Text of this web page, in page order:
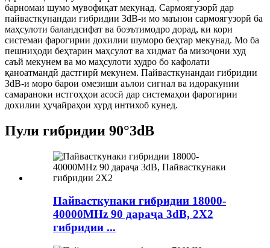
барномаи шумо мувофиқат мекунад. Сармоягузорӣ дар
пайвасткунандаи гибридии 3dB-и мо маънои сармоягузорӣ ба
маҳсулоти баландсифат ва боэътимодро дорад, ки кори
системаи фарогирии дохилии шуморо беҳтар мекунад. Мо ба
пешниҳоди беҳтарин маҳсулот ва хидмат ба мизоҷони худ
саъй мекунем ва мо маҳсулоти худро бо кафолати
қаноатмандӣ дастгирӣ мекунем. Пайвасткунандаи гибридии
3dB-и моро барои омезиши аълои сигнал ва идоракунии
самараноки истгоҳҳои асосӣ дар системаҳои фарогирии
дохилии ҳуҷайраҳои хурд интихоб кунед.
Пули гибридии 90°3dB
Пайвасткунаки гибридии 18000-
40000MHz 90 дараҷа 3dB, 2X2
гибридии ...